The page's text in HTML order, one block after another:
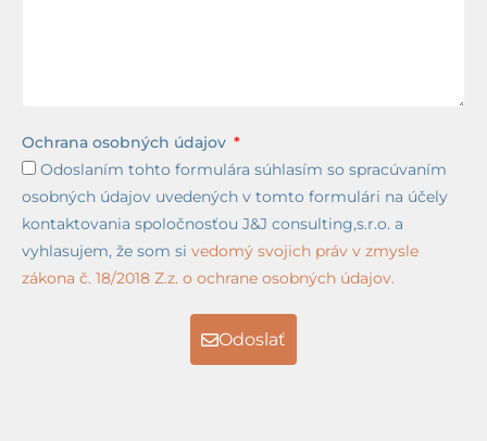
Ochrana osobných údajov
Odoslaním tohto formulára súhlasím so spracúvaním
osobných údajov uvedených v tomto formulári na účely
kontaktovania spoločnosťou J&J consulting,s.r.o. a
vyhlasujem, že som si vedomý svojich práv v zmysle
zákona č. 18/2018 Z.z. o ochrane osobných údajov.
Odoslať